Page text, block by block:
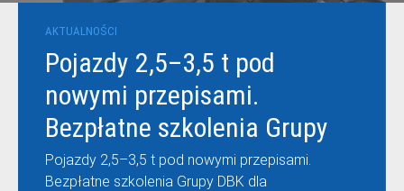
AKTUALNOŚCI
Pojazdy 2,5–3,5 t pod
nowymi przepisami.
Bezpłatne szkolenia Grupy
DBK dla przewoźników
Pojazdy 2,5–3,5 t pod nowymi przepisami.
Bezpłatne szkolenia Grupy DBK dla